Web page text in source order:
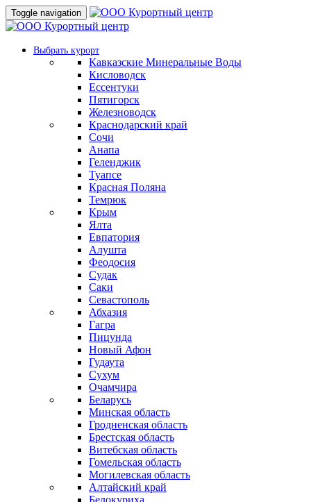
Toggle navigation
Выбрать курорт
Кавказские Минеральные Воды
Кисловодск
Ессентуки
Пятигорск
Железноводск
Краснодарский край
Сочи
Анапа
Геленджик
Туапсе
Красная Поляна
Темрюк
Крым
Ялта
Евпатория
Алушта
Феодосия
Судак
Саки
Севастополь
Абхазия
Гагра
Пицунда
Новый Афон
Гудаута
Сухум
Очамчира
Беларусь
Минская область
Гродненская область
Брестская область
Витебская область
Гомельская область
Могилевская область
Алтайский край
Белокуриха